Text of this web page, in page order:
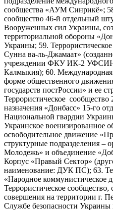
сообщества «АУМ Синрикё»;
сообщество 46-й отдельный
Вооруженных сил Украины,
территориальной обороны
Украины; 59.
Сунна ва-ль-Джамаат»
учреждении ФКУ ИК-2 УФСИН
Калмыкия); 60. Международная
форме общественного
государств постРоссии» и ее
Террористическое сообщество
назначения «Донбасс» 15-го
Национальной гвардии
Украинское военизированное
освободительное движение
структурные подразделения –
Молодежь» и объединение
Корпус «Правый Сектор»
наименование: ДУК ПС); 63.
«Народное
Террористическое сообщество,
совершения на территории г.
Службе безопасности